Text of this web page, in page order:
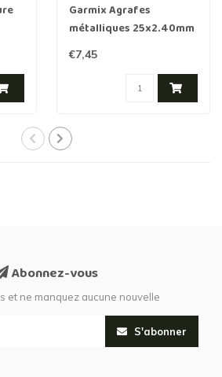
Garmix Agrafes
métalliques 25x2.40mm
250 pièces
€7,45
Abonnez-vous
et ne manquez aucune nouvelle
S'abonner